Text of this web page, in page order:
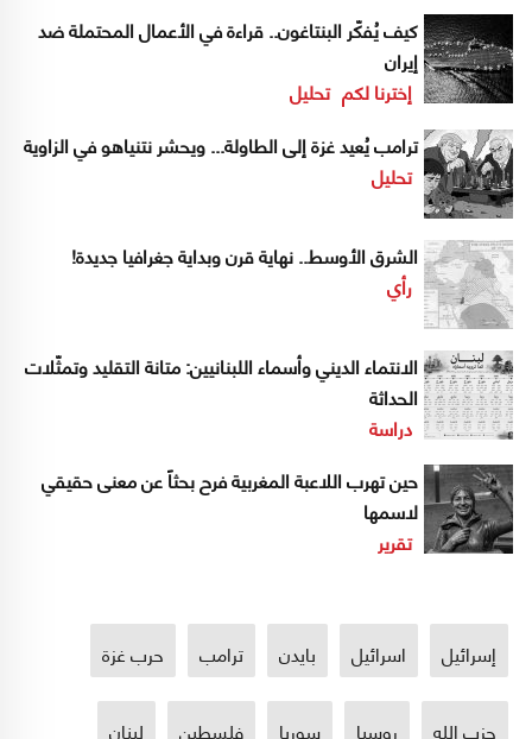
كيف يُفكّر البنتاغون.. قراءة في الأعمال المحتملة ضد
إيران
إخترنا لكم تحليل
ترامب يُعيد غزة إلى الطاولة... ويحشر نتنياهو في الزاوية
تحليل
الشرق الأوسط.. نهاية قرن وبداية جغرافيا جديدة!
رأي
الانتماء الديني وأسماء اللبنانيين: متانة التقليد وتمثّلات
الحداثة
دراسة
حين تهرب اللاعبة المغربية فرح بحثاً عن معنى حقيقي
لاسمها
تقرير
إسرائيل اسرائيل بايدن ترامب حرب غزة
حزب الله روسيا سوريا فلسطين لبنان